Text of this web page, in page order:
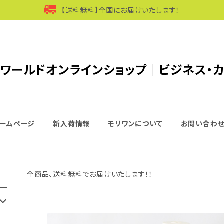
【送料無料】全国にお届けいたします！
ールドオンラインショップ｜ビジネス・
ムページ 新入荷情報 モリワンについて お問い合わ
全商品、送料無料でお届けいたします！！